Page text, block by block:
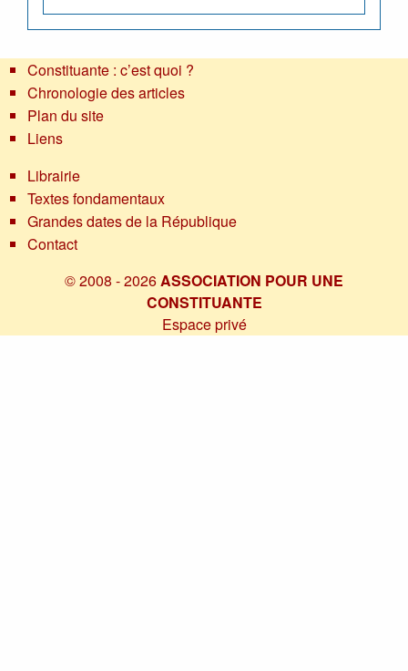
Constituante : c’est quoi ?
Chronologie des articles
Plan du site
Liens
Librairie
Textes fondamentaux
Grandes dates de la République
Contact
© 2008 - 2026ASSOCIATION POUR UNE
CONSTITUANTE
Espace privé